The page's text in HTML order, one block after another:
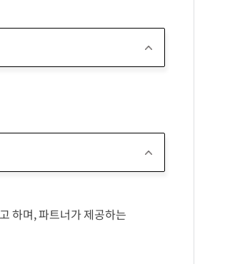
하며, 파트너가 제공하는